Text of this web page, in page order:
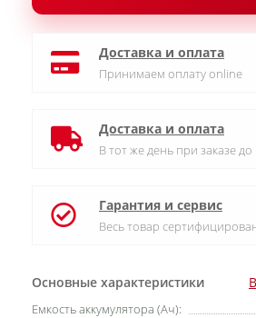
Основные характеристики
Емкость аккумулятора (Ач):
Доставка и оплата
Принимаем оплату online
Доставка и оплата
В тот же день при заказе до
Гарантия и сервис
Весь товар